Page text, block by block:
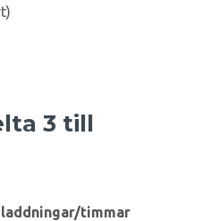
3 till
timmar